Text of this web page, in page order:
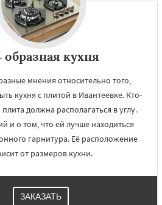
образная кухня
мнения относительно того,
кухня с плитой в Ивантеевке. Кто-
плита должна располагаться в углу.
и о том, что ей лучше находиться
гарнитура. Её расположение
от размеров кухни.
ЗАКАЗАТЬ